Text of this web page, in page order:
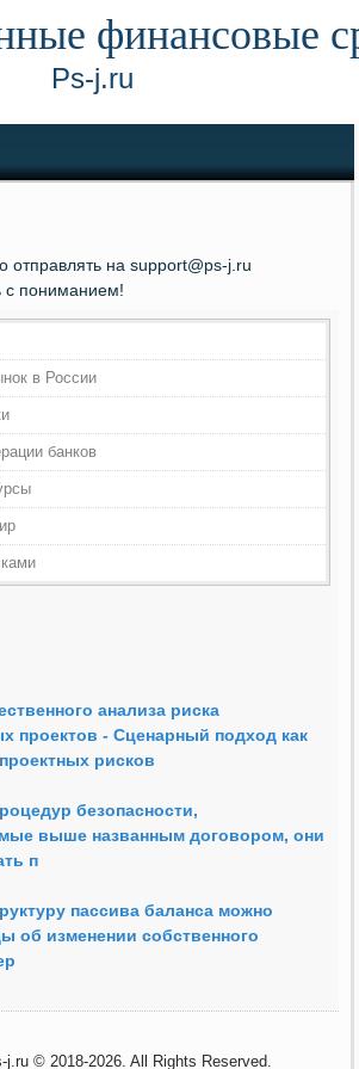
финансовые
Ps-j.ru
отправлять на support@ps-j.ru
с пониманием!
в России
банков
анализа риска
проектов - Сценарный подход как
рисков
безопасности,
выше названным договором, они
п
пассива баланса можно
об изменении собственного
j.ru © 2018-2026. All Rights Reserved.